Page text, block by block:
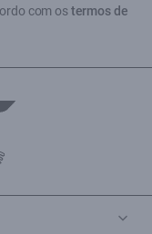
com ostermos de